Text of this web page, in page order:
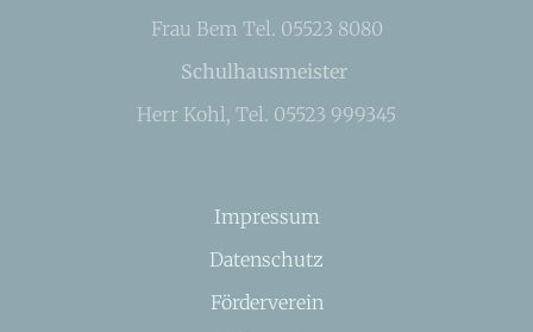
Frau Bem Tel. 05523 8080
Schulhausmeister
Herr Kohl, Tel. 05523 999345
Impressum
Datenschutz
Förderverein